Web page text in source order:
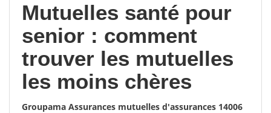
Mutuelles santé pour
senior : comment
trouver les mutuelles
les moins chères
Groupama Assurances mutuelles d'assurances 14006